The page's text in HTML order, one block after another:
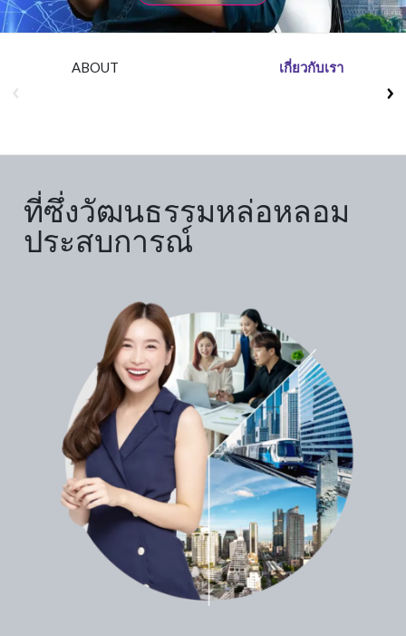
Technology
Travel, hospitality, and cargo
ABOUT เกี่ยวกับเรา
ที่ซึ่งวัฒนธรรมหล่อหลอม
ประสบการณ์